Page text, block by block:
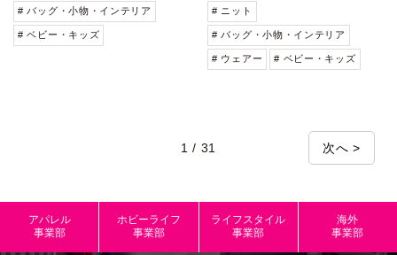
# バッグ・小物・インテリア
# ベビー・キッズ
# ニット
# バッグ・小物・インテリア
# ウェアー # ベビー・キッズ
1 / 31 次へ >
アパレル
事業部
ホビーライフ
事業部
ライフスタイル
事業部
海外
事業部